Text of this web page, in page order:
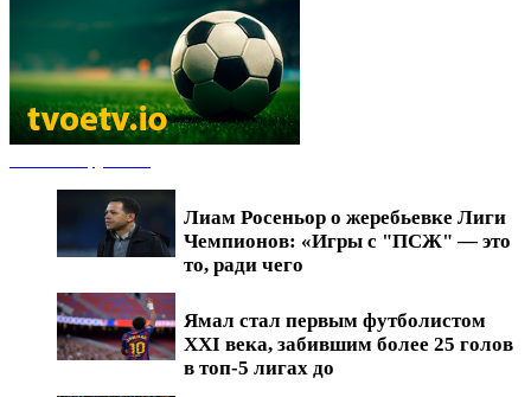
Лиам Росеньор о жеребьевке Лиги
Чемпионов: «Игры с "ПСЖ" — это
то, ради чего
Ямал стал первым футболистом
XXI века, забившим более 25 голов
в топ-5 лигах до